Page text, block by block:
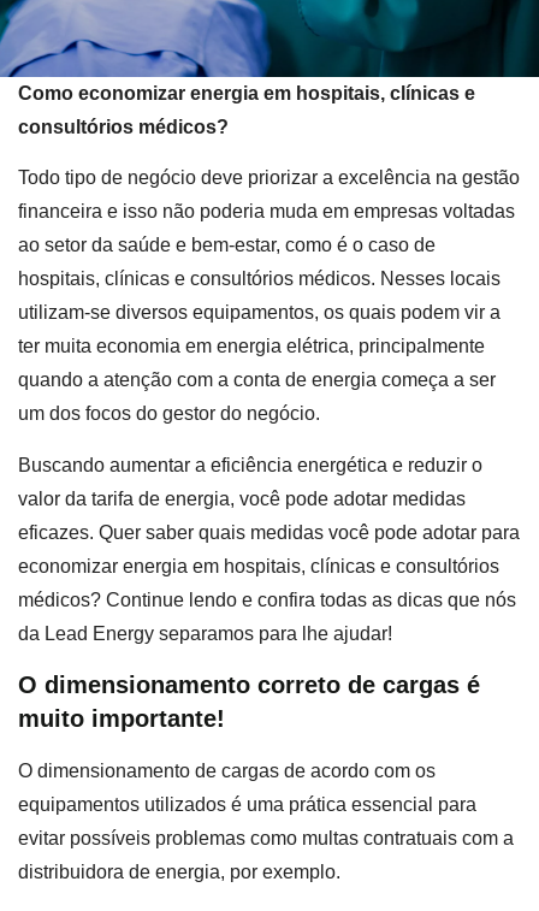
Como economizar energia em hospitais, clínicas e
consultórios médicos?
Todo tipo de negócio deve priorizar a excelência na gestão
financeira e isso não poderia muda em empresas voltadas
ao setor da saúde e bem-estar, como é o caso de
hospitais, clínicas e consultórios médicos. Nesses locais
utilizam-se diversos equipamentos, os quais podem vir a
ter muita economia em energia elétrica, principalmente
quando a atenção com a conta de energia começa a ser
um dos focos do gestor do negócio.
Buscando aumentar a eficiência energética e reduzir o
valor da tarifa de energia, você pode adotar medidas
eficazes. Quer saber quais medidas você pode adotar para
economizar energia em hospitais, clínicas e consultórios
médicos? Continue lendo e confira todas as dicas que nós
da Lead Energy separamos para lhe ajudar!
O dimensionamento correto de cargas é
muito importante!
O dimensionamento de cargas de acordo com os
equipamentos utilizados é uma prática essencial para
evitar possíveis problemas como multas contratuais com a
distribuidora de energia, por exemplo.